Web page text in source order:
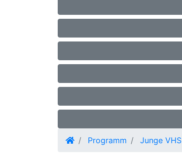
Programm Junge VHS